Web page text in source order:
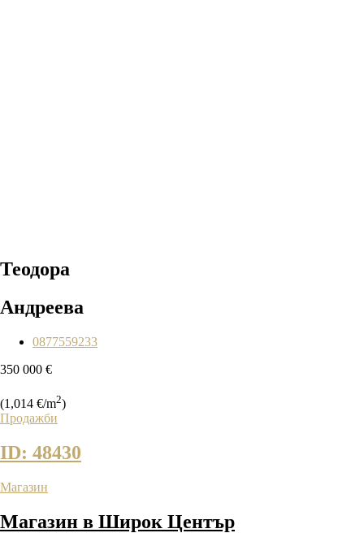
Теодора
Андреева
0877559233
350 000 €
(1,014 €/m2)
Продажби
ID: 48430
Магазин
Магазин в Широк Център